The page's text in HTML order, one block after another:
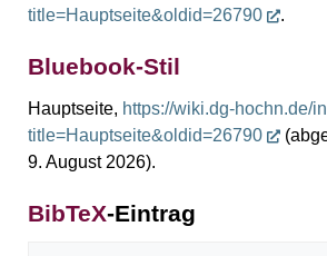
title=Hauptseite&oldid=26790
.
Bluebook-Stil
Hauptseite, https://wiki.dg-hochn.de/
title=Hauptseite&oldid=26790
9. August 2026).
BibTeX-Eintrag